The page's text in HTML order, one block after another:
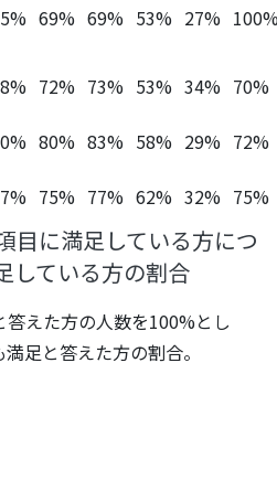
69% 69% 53% 27%
72% 73% 53% 34% 70%
80% 83% 58% 29% 72%
75% 77% 62% 32% 75%
目に満足している方につ
している方の割合
えた方の人数を100%とし
足と答えた方の割合。